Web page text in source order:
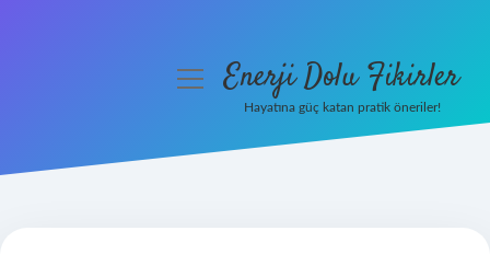
menüyüEnerji Dolu Fikirler
Hayatına güç katan pratik öneriler!